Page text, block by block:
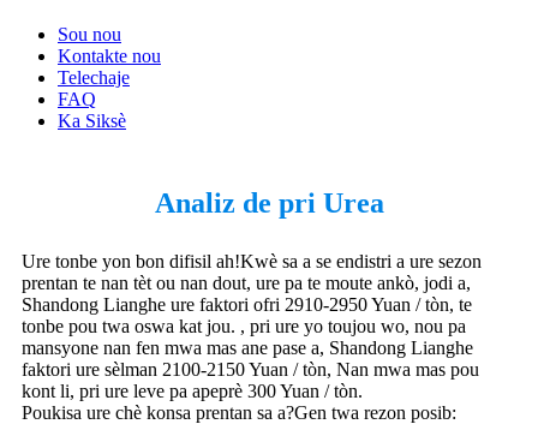
Sou nou
Kontakte nou
Telechaje
FAQ
Ka Siksè
Analiz de pri Urea
Ure tonbe yon bon difisil ah!Kwè sa a se endistri a ure sezon
prentan te nan tèt ou nan dout, ure pa te moute ankò, jodi a,
Shandong Lianghe ure faktori ofri 2910-2950 Yuan / tòn, te
tonbe pou twa oswa kat jou. , pri ure yo toujou wo, nou pa
mansyone nan fen mwa mas ane pase a, Shandong Lianghe
faktori ure sèlman 2100-2150 Yuan / tòn, Nan mwa mas pou
kont li, pri ure leve pa apeprè 300 Yuan / tòn.
Poukisa ure chè konsa prentan sa a?Gen twa rezon posib: